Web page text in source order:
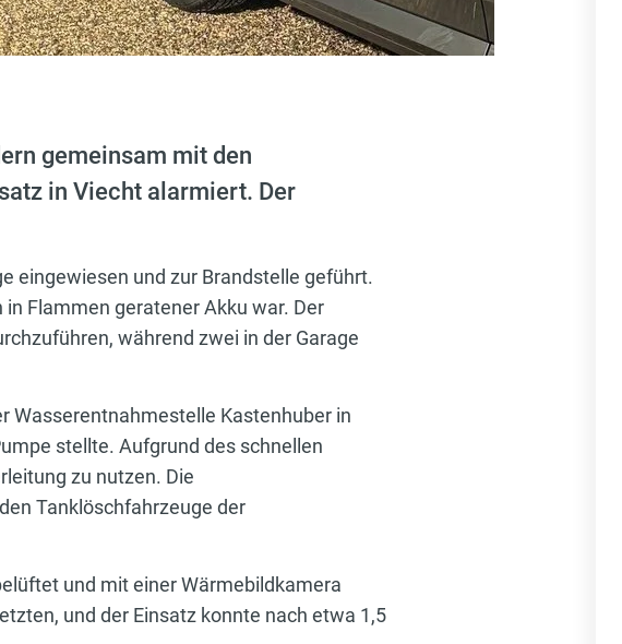
gemeinsam mit den
in Viecht alarmiert. Der
eingewiesen und zur Brandstelle geführt.
Flammen geratener Akku war. Der
während zwei in der Garage
Wasserentnahmestelle Kastenhuber in
stellte. Aufgrund des schnellen
zu nutzen. Die
Tanklöschfahrzeuge der
und mit einer Wärmebildkamera
und der Einsatz konnte nach etwa 1,5